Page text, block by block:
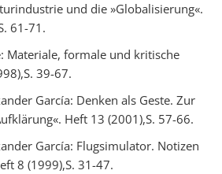
und die »Globalisierung«.
61-71.
Materiale, formale und kritische
39-67.
García: Denken als Geste. Zur
Heft 13 (2001),S. 57-66.
García: Flugsimulator. Notizen
8 (1999),S. 31-47.